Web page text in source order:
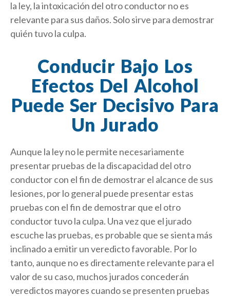
la ley, la intoxicación del otro conductor no es
relevante para sus daños. Solo sirve para demostrar
quién tuvo la culpa.
Conducir Bajo Los
Efectos Del Alcohol
Puede Ser Decisivo Para
Un Jurado
Aunque la ley no le permite necesariamente
presentar pruebas de la discapacidad del otro
conductor con el fin de demostrar el alcance de sus
lesiones, por lo general puede presentar estas
pruebas con el fin de demostrar que el otro
conductor tuvo la culpa. Una vez que el jurado
escuche las pruebas, es probable que se sienta más
inclinado a emitir un veredicto favorable. Por lo
tanto, aunque no es directamente relevante para el
valor de su caso, muchos jurados concederán
veredictos mayores cuando se presenten pruebas